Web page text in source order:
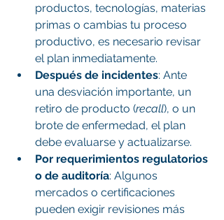
productos, tecnologías, materias
primas o cambias tu proceso
productivo, es necesario revisar
el plan inmediatamente.
Después de incidentes: Ante
una desviación importante, un
retiro de producto (recall), o un
brote de enfermedad, el plan
debe evaluarse y actualizarse.
Por requerimientos regulatorios
o de auditoría: Algunos
mercados o certificaciones
pueden exigir revisiones más